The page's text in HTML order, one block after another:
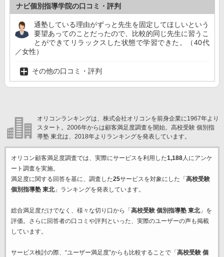
ナビ個別指導学院の口コミ・評判
通塾している理由がずっと先生を固定してほしいという
要望あってのことだったので、比較的同じ先生に習うこ
とができてリラックスした状態で学習できた。（40代
／女性）
その他の口コミ・評判
オリコンランキングは、株式会社オリコンを前身企業に1967年より
スタート。2006年からは顧客満足度調査を開始。高校受験 個別指
導塾 東北は、2018年よりランキングを発表しています。
オリコン顧客満足度調査では、実際にサービスを利用した1,188人にアンケ
ート調査を実施。
満足度に関する回答を基に、調査した25サービスを対象にした「 高校受験
個別指導塾 東北」ランキングを発表しています。
総合満足度だけでなく、様々な切り口から「 高校受験 個別指導塾 東北」を
評価。さらに回答者の口コミや評判といった、実際のユーザーの声も掲載
しています。
サービス検討の際、“ユーザー満足度”からも比較することで「 高校受験 個